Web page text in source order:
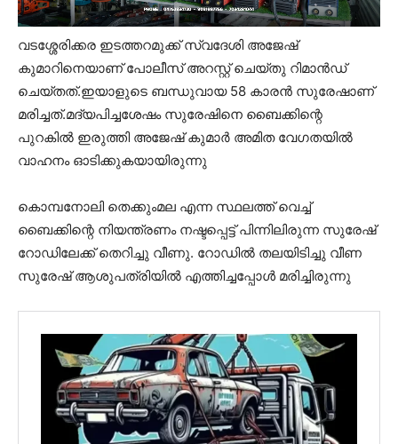
വടശ്ശേരിക്കര ഇടത്തറമുക്ക് സ്വദേശി അജേഷ്
കുമാറിനെയാണ് പോലീസ് അറസ്റ്റ് ചെയ്തു റിമാൻഡ്
ചെയ്തത്.ഇയാളുടെ ബന്ധുവായ 58 കാരൻ സുരേഷാണ്
മരിച്ചത്.മദ്യപിച്ചശേഷം സുരേഷിനെ ബൈക്കിന്റെ
പുറകിൽ ഇരുത്തി അജേഷ് കുമാർ അമിത വേഗതയിൽ
വാഹനം ഓടിക്കുകയായിരുന്നു
കൊമ്പനോലി തെക്കുംമല എന്ന സ്ഥലത്ത് വെച്ച്
ബൈക്കിന്റെ നിയന്ത്രണം നഷ്ടപ്പെട്ട് പിന്നിലിരുന്ന സുരേഷ്
റോഡിലേക്ക് തെറിച്ചു വീണു. റോഡിൽ തലയിടിച്ചു വീണ
സുരേഷ് ആശുപത്രിയിൽ എത്തിച്ചപ്പോൾ മരിച്ചിരുന്നു